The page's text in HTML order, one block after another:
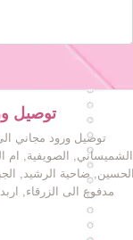
توصيل
توصيل ورود مجاني
الشميساني, الصويفية, ام
ضاحية الرشيد,
مدفوع الى الزرقاء,